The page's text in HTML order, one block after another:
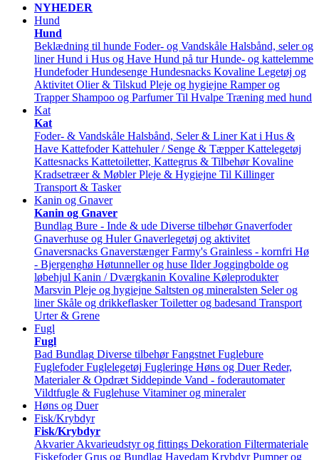
NYHEDER
Hund
Hund
Beklædning til hunde Foder- og Vandskåle Halsbånd, seler og
liner Hund i Hus og Have Hund på tur Hunde- og kattelemme
Hundefoder Hundesenge Hundesnacks Kovaline Legetøj og
Aktivitet Olier & Tilskud Pleje og hygiejne Ramper og
Trapper Shampoo og Parfumer Til Hvalpe Træning med hund
Kat
Kat
Foder- & Vandskåle Halsbånd, Seler & Liner Kat i Hus &
Have Kattefoder Kattehuler / Senge & Tæpper Kattelegetøj
Kattesnacks Kattetoiletter, Kattegrus & Tilbehør Kovaline
Kradsetræer & Møbler Pleje & Hygiejne Til Killinger
Transport & Tasker
Kanin og Gnaver
Kanin og Gnaver
Bundlag Bure - Inde & ude Diverse tilbehør Gnaverfoder
Gnaverhuse og Huler Gnaverlegetøj og aktivitet
Gnaversnacks Gnaverstænger Farmy's Grainless - kornfri Hø
- Bjergenghø Høtunneller og huse Ilder Joggingbolde og
løbehjul Kanin / Dværgkanin Kovaline Køleprodukter
Marsvin Pleje og hygiejne Saltsten og mineralsten Seler og
liner Skåle og drikkeflasker Toiletter og badesand Transport
Urter & Grene
Fugl
Fugl
Bad Bundlag Diverse tilbehør Fangstnet Fuglebure
Fuglefoder Fuglelegetøj Fugleringe Høns og Duer Reder,
Materialer & Opdræt Siddepinde Vand - foderautomater
Vildtfugle & Fuglehuse Vitaminer og mineraler
Høns og Duer
Fisk/Krybdyr
Fisk/Krybdyr
Akvarier Akvarieudstyr og fittings Dekoration Filtermateriale
Fiskefoder Grus og Bundlag Havedam Krybdyr Pumper og